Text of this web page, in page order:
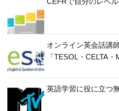
オンライン英会話講
「TESOL・CELTA
英語学習に役に立つ